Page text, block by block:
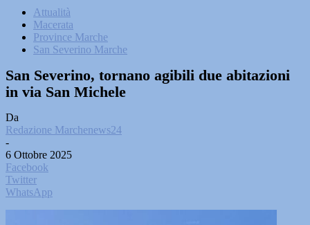
Attualità
Macerata
Province Marche
San Severino Marche
San Severino, tornano agibili due abitazioni
in via San Michele
Da
Redazione Marchenews24
-
6 Ottobre 2025
Facebook
Twitter
WhatsApp